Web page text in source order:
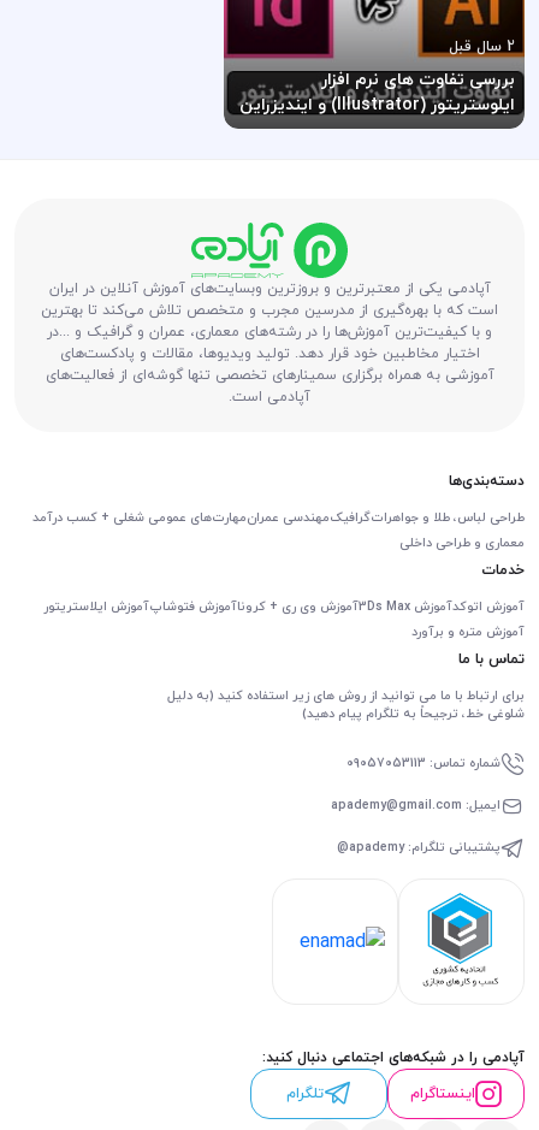
2 سال قبل
بررسی تفاوت های نرم افزار
ایلوستریتور (Illustrator) و ایندیزراین
(InDesign)
آپادمی یکی از معتبرترین و بروزترین وبسایت‌های آموزش آنلاین در ایران
است که با بهره‌گیری از مدرسین مجرب و متخصص تلاش می‌کند تا بهترین
و با کیفیت‌ترین آموزش‌ها را در رشته‌های معماری، عمران و گرافیک و ...در
اختیار مخاطبین خود قرار دهد. تولید ویدیوها، مقالات و پادکست‌های
آموزشی به همراه برگزاری سمینارهای تخصصی تنها گوشه‌ای از فعالیت‌های
آپادمی است.
دسته‌بندی‌ها
طراحی لباس، طلا و جواهراتگرافیکمهندسی عمرانمهارت‌های عمومی شغلی + کسب درآمد
معماری و طراحی داخلی
خدمات
آموزش اتوکدآموزش 3Ds Max آموزش وی ری + کروناآموزش فتوشاپآموزش ایلاستریتور
آموزش متره و برآورد
تماس با ما
برای ارتباط با ما می توانید از روش های زیر استفاده کنید (به دلیل
شلوغی خط، ترجیحاً به تلگرام پیام دهید)
شماره تماس: 09057053113
ایمیل: apademy@gmail.com
پشتیبانی تلگرام: apademy@
آپادمی را در شبکه‌های اجتماعی دنبال کنید:
اینستاگرام
تلگرام